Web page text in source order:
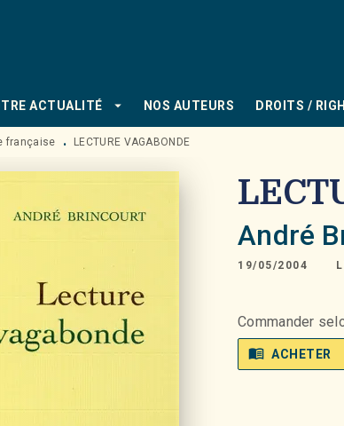
ACTUALITÉ arrow_drop_down NOS AUTEURS DROITS /
française • LECTURE VAGABONDE
André
19/05/2004
Commander
menu_book ACHETER